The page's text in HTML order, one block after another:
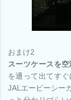
おまけ2
スーツケースを
を通って出てす
JALエービーシー